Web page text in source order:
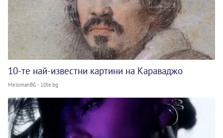
10-те най-известни картини на Караваджо
MelomanBG - 10te.bg